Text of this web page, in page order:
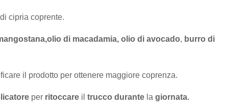
cipria coprente.
olio di macadamia, olio di avocado, burro di
il prodotto per ottenere maggiore coprenza.
per ritoccareil trucco durantela giornata.